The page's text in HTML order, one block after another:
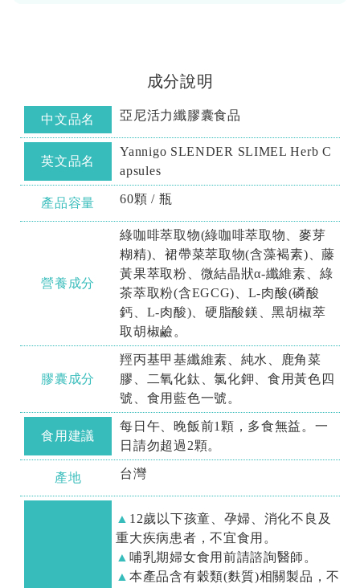
成分說明
中文品名 亞尼活力纖膠囊食品
英文品名
Yannigo SLENDER SLIMEL Herb C
apsules
產品容量 60顆 / 瓶
營養成分
綠咖啡萃取物(綠咖啡萃取物、麥芽
糊精)、裙帶菜萃取物(含藻褐素)、藤
黃果萃取粉、微結晶狀α-纖維素、綠
茶萃取粉(含EGCG)、L-肉酸(磷酸
鈣、L-肉酸)、硬脂酸鎂、黑胡椒萃
取胡椒鹼。
膠囊成分
羥丙基甲基纖維素、純水、鹿角菜
膠、二氧化鈦、氯化鉀、食用黃色四
號、食用藍色一號。
食用建議
每日午、晚飯前1顆，多食無益。一
日請勿超過2顆。
產地 台灣
12歲以下孩童、孕婦、消化不良及
重大疾病患者，不宜食用。
哺乳期婦女食用前請諮詢醫師。
本產品含有穀類(麩質)相關製品，不